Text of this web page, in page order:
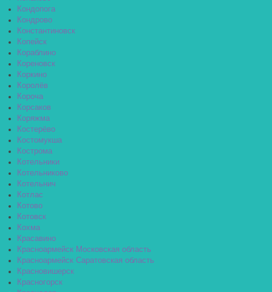
Кондопога
Кондрово
Константиновск
Копейск
Кораблино
Кореновск
Коркино
Королёв
Короча
Корсаков
Коряжма
Костерёво
Костомукша
Кострома
Котельники
Котельниково
Котельнич
Котлас
Котово
Котовск
Кохма
Красавино
Красноармейск Московская область
Красноармейск Саратовская область
Красновишерск
Красногорск